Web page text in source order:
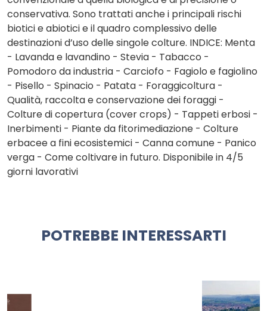
conservativa. Sono trattati anche i principali rischi
biotici e abiotici e il quadro complessivo delle
destinazioni d’uso delle singole colture. INDICE: Menta
- Lavanda e lavandino - Stevia - Tabacco -
Pomodoro da industria - Carciofo - Fagiolo e fagiolino
- Pisello - Spinacio - Patata - Foraggicoltura -
Qualità, raccolta e conservazione dei foraggi -
Colture di copertura (cover crops) - Tappeti erbosi -
Inerbimenti - Piante da fitorimediazione - Colture
erbacee a fini ecosistemici - Canna comune - Panico
verga - Come coltivare in futuro. Disponibile in 4/5
giorni lavorativi
POTREBBE INTERESSARTI